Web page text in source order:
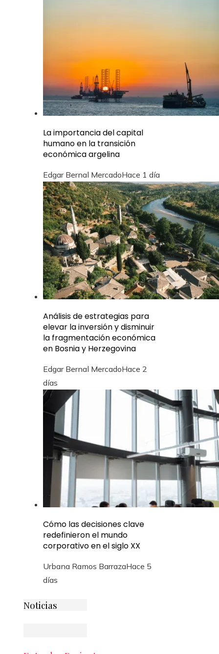
La importancia del capital
humano en la transición
económica argelina
Edgar Bernal MercadoHace 1 día
Análisis de estrategias para
elevar la inversión y disminuir
la fragmentación económica
en Bosnia y Herzegovina
Edgar Bernal MercadoHace 2
días
Cómo las decisiones clave
redefinieron el mundo
corporativo en el siglo XX
Urbana Ramos BarrazaHace 5
días
Noticias